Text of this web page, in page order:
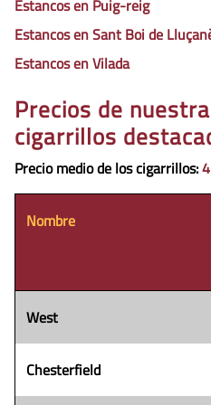
Estancos en Puig-reig
Estancos en Sant Boi de
Estancos en Vilada
Precios de
cigarrillos
Precio medio de los cigarrillos:
Nombre
West
Chesterfield